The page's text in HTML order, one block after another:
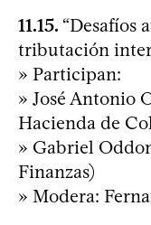
11.15. “Desafíos
tributación
» Participan:
» José Antonio
Hacienda de
» Gabriel
Finanzas)
» Modera: